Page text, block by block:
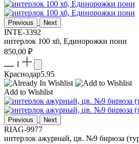
Previous Next
INTE-3392
интерлок 100 хб, Единорожки пони
850,00 ₽
1
Краснодар5.95
Add to Wishlist
Previous Next
RIAG-9977
интерлок ажурный, цв. №9 бирюза